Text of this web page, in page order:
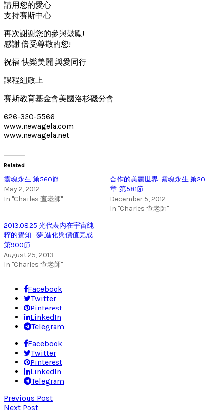
請用您的愛心
支持賽斯中心
再次謝謝您的參與鼓勵!
感謝 倍受尊敬的您!
祝福 快樂美麗 與愛同行
課程組敬上
賽斯教育基金會美國洛杉磯分會
626-330-5566
www.newagela.com
www.newagela.net
Related
靈魂永生 第560節
May 2, 2012
In "Charles 查老師"
合作的美麗世界: 靈魂永生 第20
章-第581節
December 5, 2012
In "Charles 查老師"
2013.08.25 光代表內在宇宙純
粹的覺知—夢,進化與價值完成
第900節
August 25, 2013
In "Charles 查老師"
Facebook
Twitter
Pinterest
LinkedIn
Telegram
Facebook
Twitter
Pinterest
LinkedIn
Telegram
Previous Post
Next Post